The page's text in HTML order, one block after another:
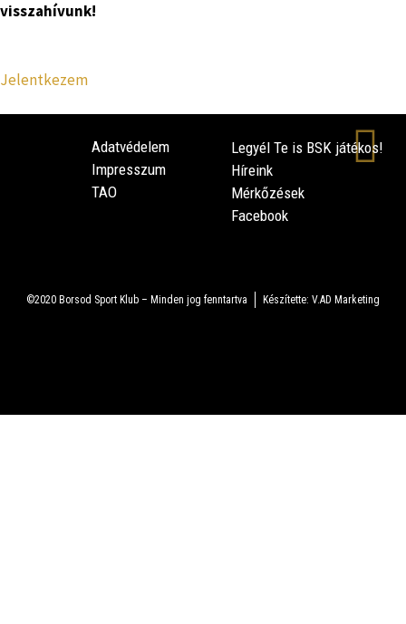
visszahívunk!
Jelentkezem
Adatvédelem
Impresszum
TAO
Legyél Te is BSK játékos!
Híreink
Mérkőzések
Facebook
©2020 Borsod Sport Klub – Minden jog fenntartva Készítette: V.AD Marketing